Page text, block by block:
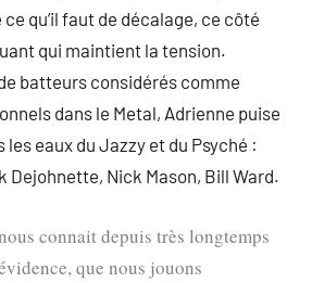
qu’il faut de décalage, ce côté
qui maintient la tension.
batteurs considérés comme
dans le Metal, Adrienne puise
eaux du Jazzy et du Psyché :
Dejohnette, Nick Mason, Bill Ward.
connait depuis très longtemps
que nous jouons